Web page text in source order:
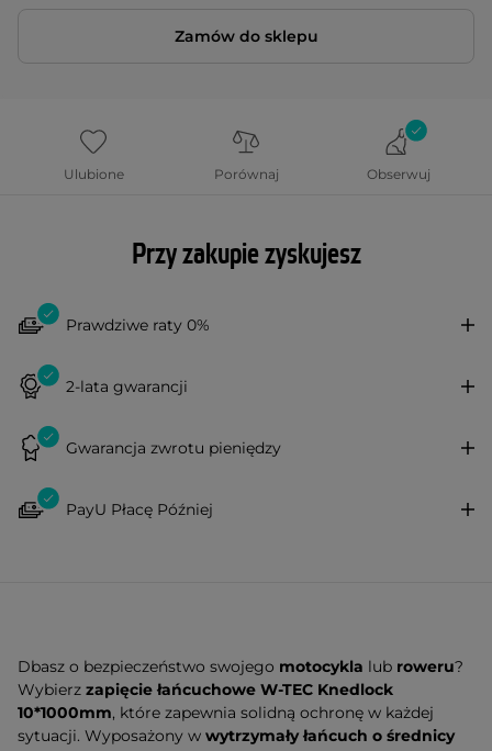
Zamów do sklepu
Ulubione Porównaj Obserwuj
Przy zakupie zyskujesz
Prawdziwe raty 0%
2-lata gwarancji
Gwarancja zwrotu pieniędzy
PayU Płacę Później
Dbasz o bezpieczeństwo swojego motocykla lub roweru?
Wybierz zapięcie łańcuchowe W-TEC Knedlock
10*1000mm, które zapewnia solidną ochronę w każdej
sytuacji. Wyposażony w wytrzymały łańcuch o średnicy